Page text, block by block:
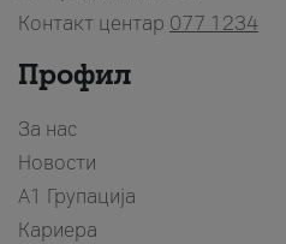
Контакт центар 077 1234
Профил
За нас
Новости
А1 Групација
Кариера